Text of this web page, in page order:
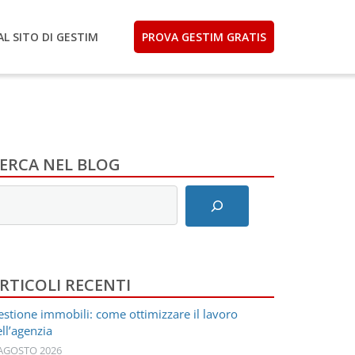
SITO DI GESTIM PROVA GESTIM GRATIS
NEL BLOG
RECENTI
immobili: come ottimizzare il lavoro
2026